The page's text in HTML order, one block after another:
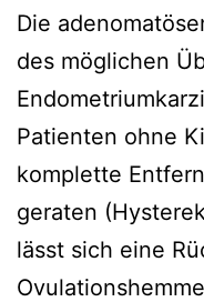
Die
des möglichen
Patienten ohne
komplette
geraten
lässt sich eine